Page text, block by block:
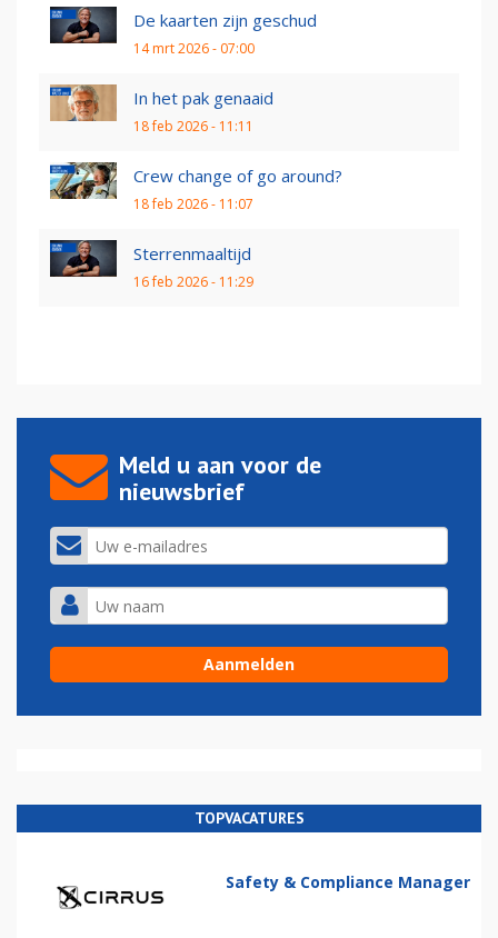
De kaarten zijn geschud
14 mrt 2026 - 07:00
In het pak genaaid
18 feb 2026 - 11:11
Crew change of go around?
18 feb 2026 - 11:07
Sterrenmaaltijd
16 feb 2026 - 11:29
Meld u aan voor de
nieuwsbrief
TOPVACATURES
Safety & Compliance Manager